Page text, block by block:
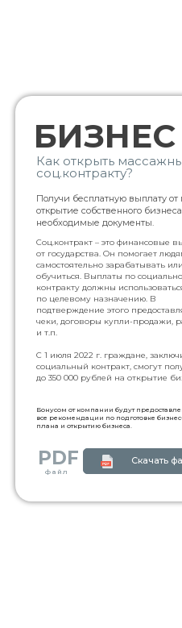
Скачать
PDF
файл
Соц.контракт – это финансовые
от государства. Он помогает
самостоятельно зарабатывать или
обучиться. Выплаты по
контракту должны
по целевому назначению. В
подтверждение этого
чеки, договоры купли-продажи,
и т.п.
С 1 июля 2022 г. граждане,
социальный контракт, смогут
до 350 000 рублей на открытие
Бонусом от компании будут
все рекомендации по подготовке
плана и открытию бизнеса.
Получи бесплатную выплату от
открытие собственного
необходимые документы.
Как открыть
соц.контракту?